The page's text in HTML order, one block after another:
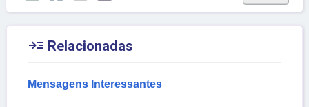
 Relacionadas
Mensagens Interessantes